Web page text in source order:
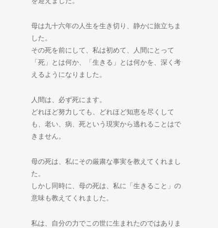
母は九十六年の人生を生き切り、静かに旅立ちま
した。
その死を前にして、私は初めて、人間にとって
「死」とは何か、「生きる」とは何かを、深く考
えるようになりました。
人間は、必ず死にます。
どれほど努力しても、どれほど知恵を尽くして
も、老い、病、死という現実から逃れることはで
きません。
母の死は、私にその厳粛な事実を教えてくれまし
た。
しかし同時に、母の死は、私に「生きること」の
意味も教えてくれました。
私は、自分の力でこの世に生まれたのではありま